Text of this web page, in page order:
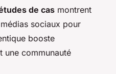
de cas montrent
sociaux pour
booste
une communauté